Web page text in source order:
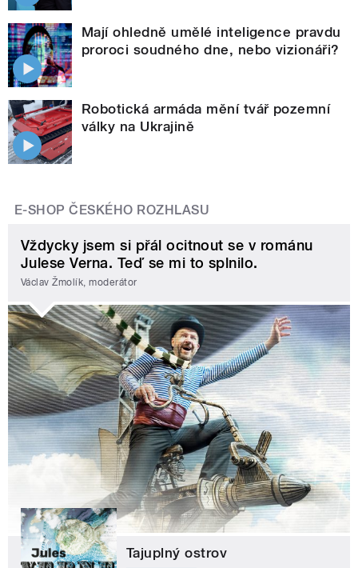
Mají ohledně umělé inteligence pravdu
proroci soudného dne, nebo vizionáři?
Robotická armáda mění tvář pozemní
války na Ukrajině
E-SHOP ČESKÉHO ROZHLASU
Vždycky jsem si přál ocitnout se v románu
Julese Verna. Teď se mi to splnilo.
Václav Žmolík, moderátor
Tajuplný ostrov